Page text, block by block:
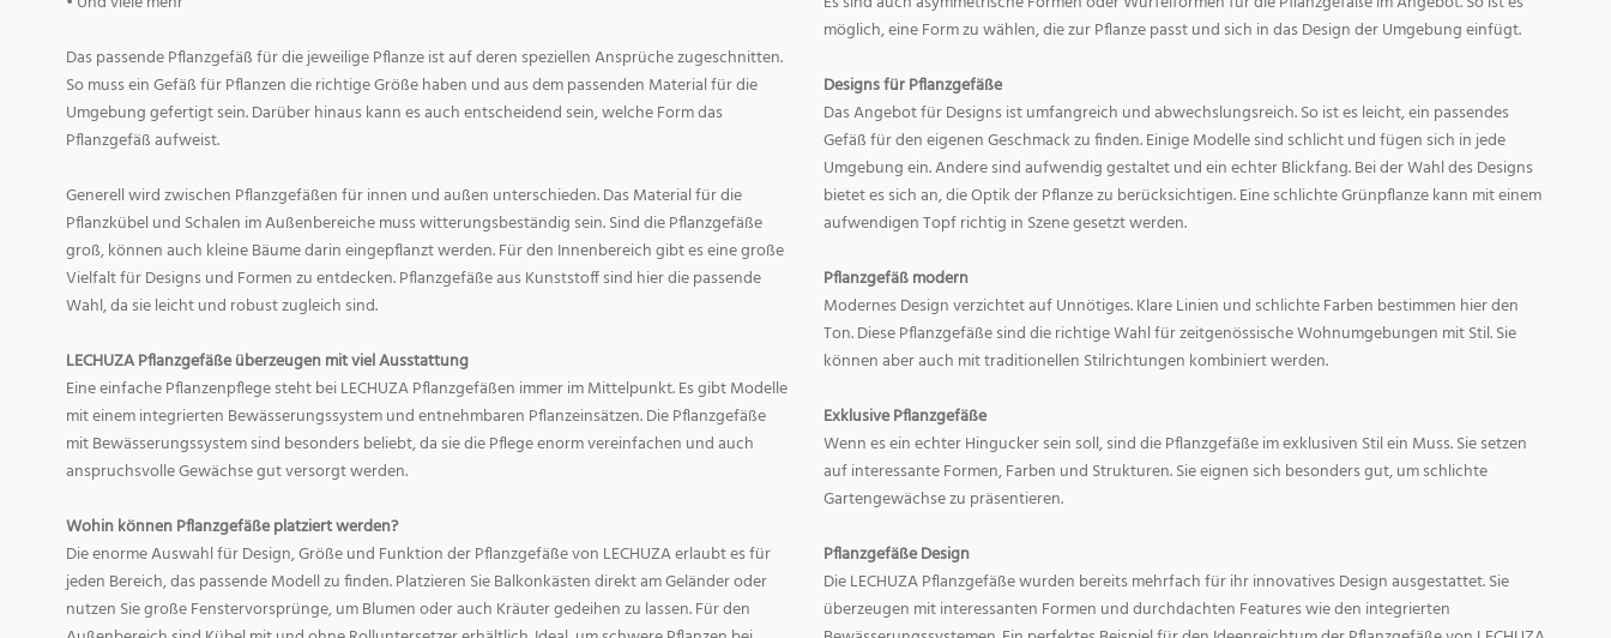
Das passende Pflanzgefäß für die jeweilige Pflanze ist auf deren speziellen Ansprüche zugeschnitten.
So muss ein Gefäß für Pflanzen die richtige Größe haben und aus dem passenden Material für die
Umgebung gefertigt sein. Darüber hinaus kann es auch entscheidend sein, welche Form das
Pflanzgefäß aufweist.
Generell wird zwischen Pflanzgefäßen für innen und außen unterschieden. Das Material für die
Pflanzkübel und Schalen im Außenbereiche muss witterungsbeständig sein. Sind die Pflanzgefäße
groß, können auch kleine Bäume darin eingepflanzt werden. Für den Innenbereich gibt es eine große
Vielfalt für Designs und Formen zu entdecken. Pflanzgefäße aus Kunststoff sind hier die passende
Wahl, da sie leicht und robust zugleich sind.
LECHUZA Pflanzgefäße überzeugen mit viel Ausstattung
Eine einfache Pflanzenpflege steht bei LECHUZA Pflanzgefäßen immer im Mittelpunkt. Es gibt Modelle
mit einem integrierten Bewässerungssystem und entnehmbaren Pflanzeinsätzen. Die Pflanzgefäße
mit Bewässerungssystem sind besonders beliebt, da sie die Pflege enorm vereinfachen und auch
anspruchsvolle Gewächse gut versorgt werden.
Wohin können Pflanzgefäße platziert werden?
Die enorme Auswahl für Design, Größe und Funktion der Pflanzgefäße von LECHUZA erlaubt es für
jeden Bereich, das passende Modell zu finden. Platzieren Sie Balkonkästen direkt am Geländer oder
nutzen Sie große Fenstervorsprünge, um Blumen oder auch Kräuter gedeihen zu lassen. Für den
möglich, eine Form zu wählen, die zur Pflanze passt und sich in das Design der Umgebung einfügt.
Designs für Pflanzgefäße
Das Angebot für Designs ist umfangreich und abwechslungsreich. So ist es leicht, ein passendes
Gefäß für den eigenen Geschmack zu finden. Einige Modelle sind schlicht und fügen sich in jede
Umgebung ein. Andere sind aufwendig gestaltet und ein echter Blickfang. Bei der Wahl des Designs
bietet es sich an, die Optik der Pflanze zu berücksichtigen. Eine schlichte Grünpflanze kann mit einem
aufwendigen Topf richtig in Szene gesetzt werden.
Pflanzgefäß modern
Modernes Design verzichtet auf Unnötiges. Klare Linien und schlichte Farben bestimmen hier den
Ton. Diese Pflanzgefäße sind die richtige Wahl für zeitgenössische Wohnumgebungen mit Stil. Sie
können aber auch mit traditionellen Stilrichtungen kombiniert werden.
Exklusive Pflanzgefäße
Wenn es ein echter Hingucker sein soll, sind die Pflanzgefäße im exklusiven Stil ein Muss. Sie setzen
auf interessante Formen, Farben und Strukturen. Sie eignen sich besonders gut, um schlichte
Gartengewächse zu präsentieren.
Pflanzgefäße Design
Die LECHUZA Pflanzgefäße wurden bereits mehrfach für ihr innovatives Design ausgestattet. Sie
überzeugen mit interessanten Formen und durchdachten Features wie den integrierten